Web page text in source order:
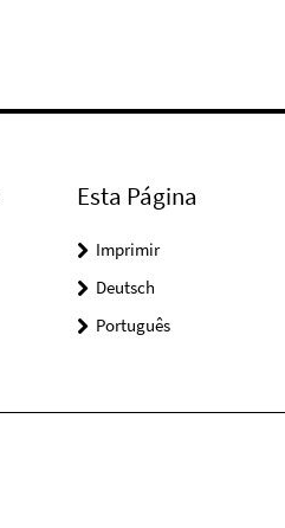
Esta Página
Imprimir
Deutsch
Português